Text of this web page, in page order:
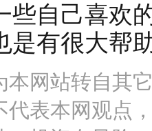
些自己喜欢
是有很大帮
本网站转自其
代表本网观点